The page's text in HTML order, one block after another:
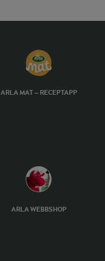
ARLA MAT – RECEPTAPP
ARLA WEBBSHOP